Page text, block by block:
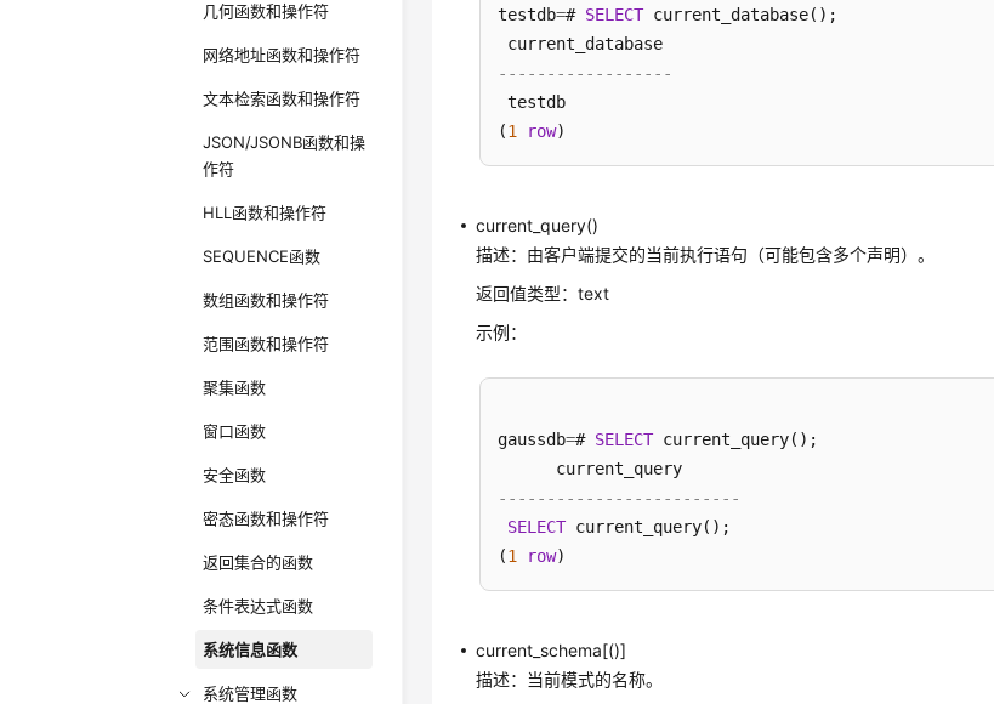
几何函数和操作符
网络地址函数和操作符
文本检索函数和操作符
JSON/JSONB函数和操
作符
HLL函数和操作符
SEQUENCE函数
数组函数和操作符
范围函数和操作符
聚集函数
窗口函数
安全函数
密态函数和操作符
返回集合的函数
条件表达式函数
系统信息函数
系统管理函数
testdb=# SELECT current_database();
------------------
testdb
(1 row
current_query()
描述：由客户端提交的当前执行语句（可能包含多个声明）。
返回值类型：text
示例：
gaussdb=# SELECT current_query();
-------------------------
SELECT current_query();
(1 row
current_schema[()]
描述：当前模式的名称。